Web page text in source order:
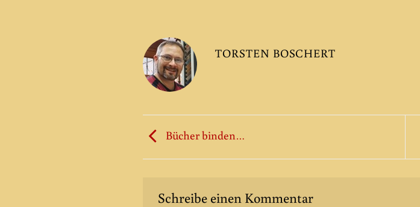
TORSTEN BOSCHERT
Bücher binden…
Schreibe einen Kommentar